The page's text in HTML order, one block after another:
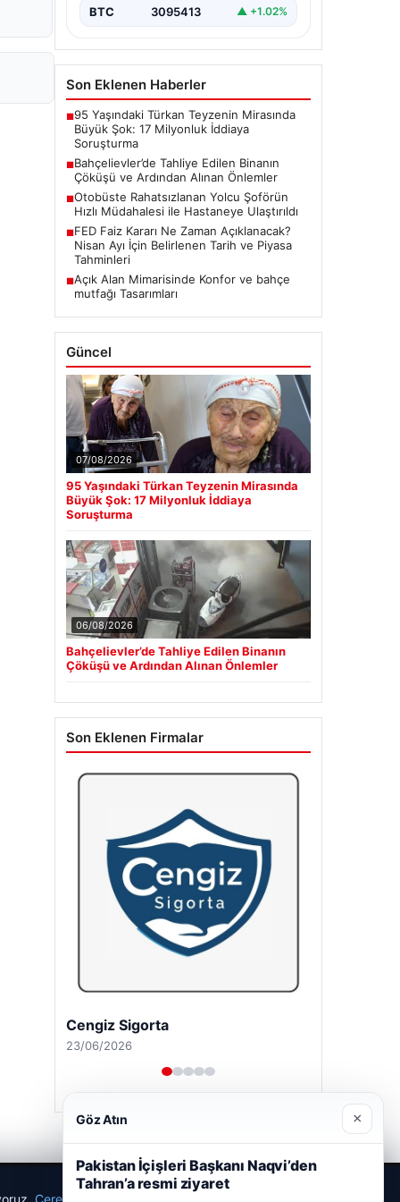
BTC 3095413 ▲ +1.02%
Son Eklenen Haberler
■95 Yaşındaki Türkan Teyzenin Mirasında
Büyük Şok: 17 Milyonluk İddiaya
Soruşturma
■Bahçelievler’de Tahliye Edilen Binanın
Çöküşü ve Ardından Alınan Önlemler
■Otobüste Rahatsızlanan Yolcu Şoförün
Hızlı Müdahalesi ile Hastaneye Ulaştırıldı
■FED Faiz Kararı Ne Zaman Açıklanacak?
Nisan Ayı İçin Belirlenen Tarih ve Piyasa
Tahminleri
■Açık Alan Mimarisinde Konfor ve bahçe
mutfağı Tasarımları
Güncel
07/08/2026
95 Yaşındaki Türkan Teyzenin Mirasında
Büyük Şok: 17 Milyonluk İddiaya
Soruşturma
06/08/2026
Bahçelievler’de Tahliye Edilen Binanın
Çöküşü ve Ardından Alınan Önlemler
Son Eklenen Firmalar
Cengiz Sigorta
23/06/2026
Çerez Politikamız
Göz Atın ×
Pakistan İçişleri Başkanı Naqvi’den
Tahran’a resmi ziyaret